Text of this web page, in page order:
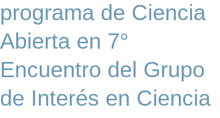
programa de Ciencia
Abierta en 7°
Encuentro del Grupo
de Interés en Ciencia
Grupo
de
Interés
en
Abierta